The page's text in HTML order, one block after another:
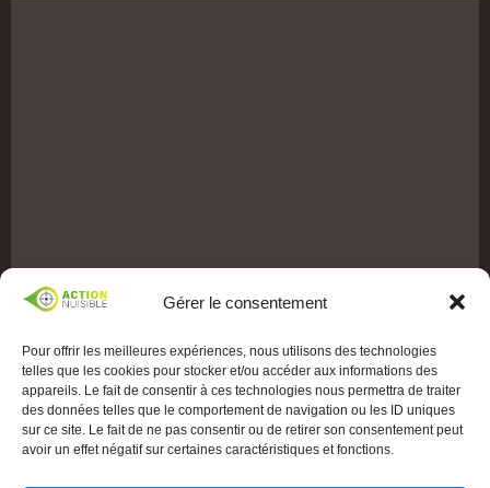
Gérer le consentement
Pour offrir les meilleures expériences, nous utilisons des technologies
telles que les cookies pour stocker et/ou accéder aux informations des
appareils. Le fait de consentir à ces technologies nous permettra de traiter
des données telles que le comportement de navigation ou les ID uniques
sur ce site. Le fait de ne pas consentir ou de retirer son consentement peut
avoir un effet négatif sur certaines caractéristiques et fonctions.